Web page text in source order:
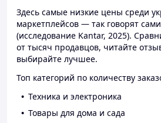
Здесь самые низкие цены среди
маркетплейсов — так говорят
(исследование Kantar, 2025).
от тысяч продавцов, читайте
выбирайте лучшее.
Топ категорий по количеству
Техника и электроника
Товары для дома и сада